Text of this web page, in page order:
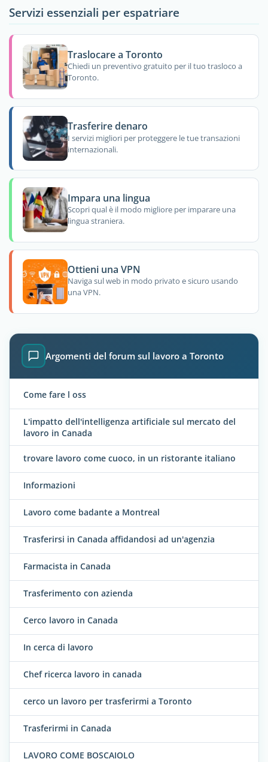
Servizi essenziali per espatriare
Traslocare a Toronto
Chiedi un preventivo gratuito per il tuo trasloco a
Toronto.
Trasferire denaro
I servizi migliori per proteggere le tue transazioni
internazionali.
Impara una lingua
Scopri qual è il modo migliore per imparare una
lingua straniera.
Ottieni una VPN
Naviga sul web in modo privato e sicuro usando
una VPN.
Argomenti del forum sul lavoro a Toronto
Come fare l oss
L'impatto dell'intelligenza artificiale sul mercato del
lavoro in Canada
trovare lavoro come cuoco, in un ristorante italiano
Informazioni
Lavoro come badante a Montreal
Trasferirsi in Canada affidandosi ad un'agenzia
Farmacista in Canada
Trasferimento con azienda
Cerco lavoro in Canada
In cerca di lavoro
Chef ricerca lavoro in canada
cerco un lavoro per trasferirmi a Toronto
Trasferirmi in Canada
LAVORO COME BOSCAIOLO